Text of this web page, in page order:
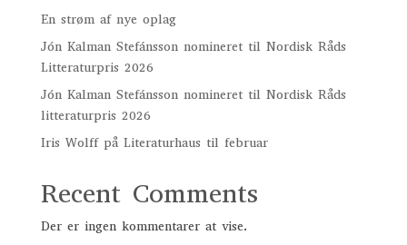
En strøm af nye oplag
Jón Kalman Stefánsson nomineret til Nordisk Råds
Litteraturpris 2026
Jón Kalman Stefánsson nomineret til Nordisk Råds
litteraturpris 2026
Iris Wolff på Literaturhaus til februar
Recent Comments
Der er ingen kommentarer at vise.